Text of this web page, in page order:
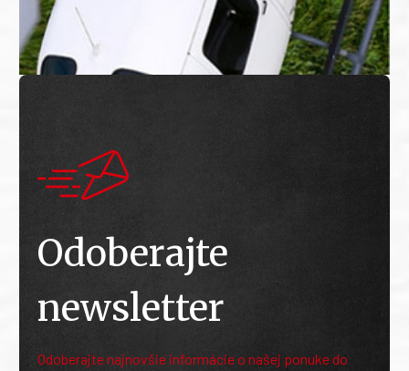
Odoberajte
newsletter
Odoberajte najnovšie informácie o našej ponuke do